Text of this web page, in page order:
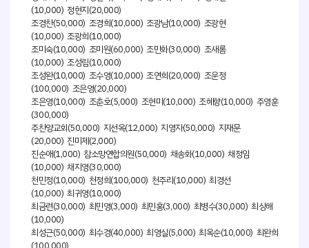
(10,000) 정현지(20,000)
조경찬(50,000) 조경희(10,000) 조광남(10,000) 조광현
(10,000) 조광희(10,000)
조미숙(10,000) 조미원(60,000) 조민화(30,000) 조새롬
(10,000) 조성림(10,000)
조성완(10,000) 조수영(10,000) 조연희(20,000) 조운정
(100,000) 조은영(20,000)
조은영(10,000) 조춘호(5,000) 조현미(10,000) 조혜향(10,000) 주영훈
(300,000)
주찬양교회(50,000) 지선옥(12,000) 지영자(50,000) 지재문
(20,000) 진미제(2,000)
진순애(1,000) 참소망연합의원(50,000) 채송화(10,000) 채정임
(10,000) 채지영(30,000)
천민정(10,000) 천정희(100,000) 천주리(10,000) 최경선
(10,000) 최귀영(10,000)
최금련(30,000) 최민영(3,000) 최민홍(3,000) 최병수(30,000) 최상해
(10,000)
최성근(50,000) 최수경(40,000) 최영실(5,000) 최옥순(10,000) 최완희